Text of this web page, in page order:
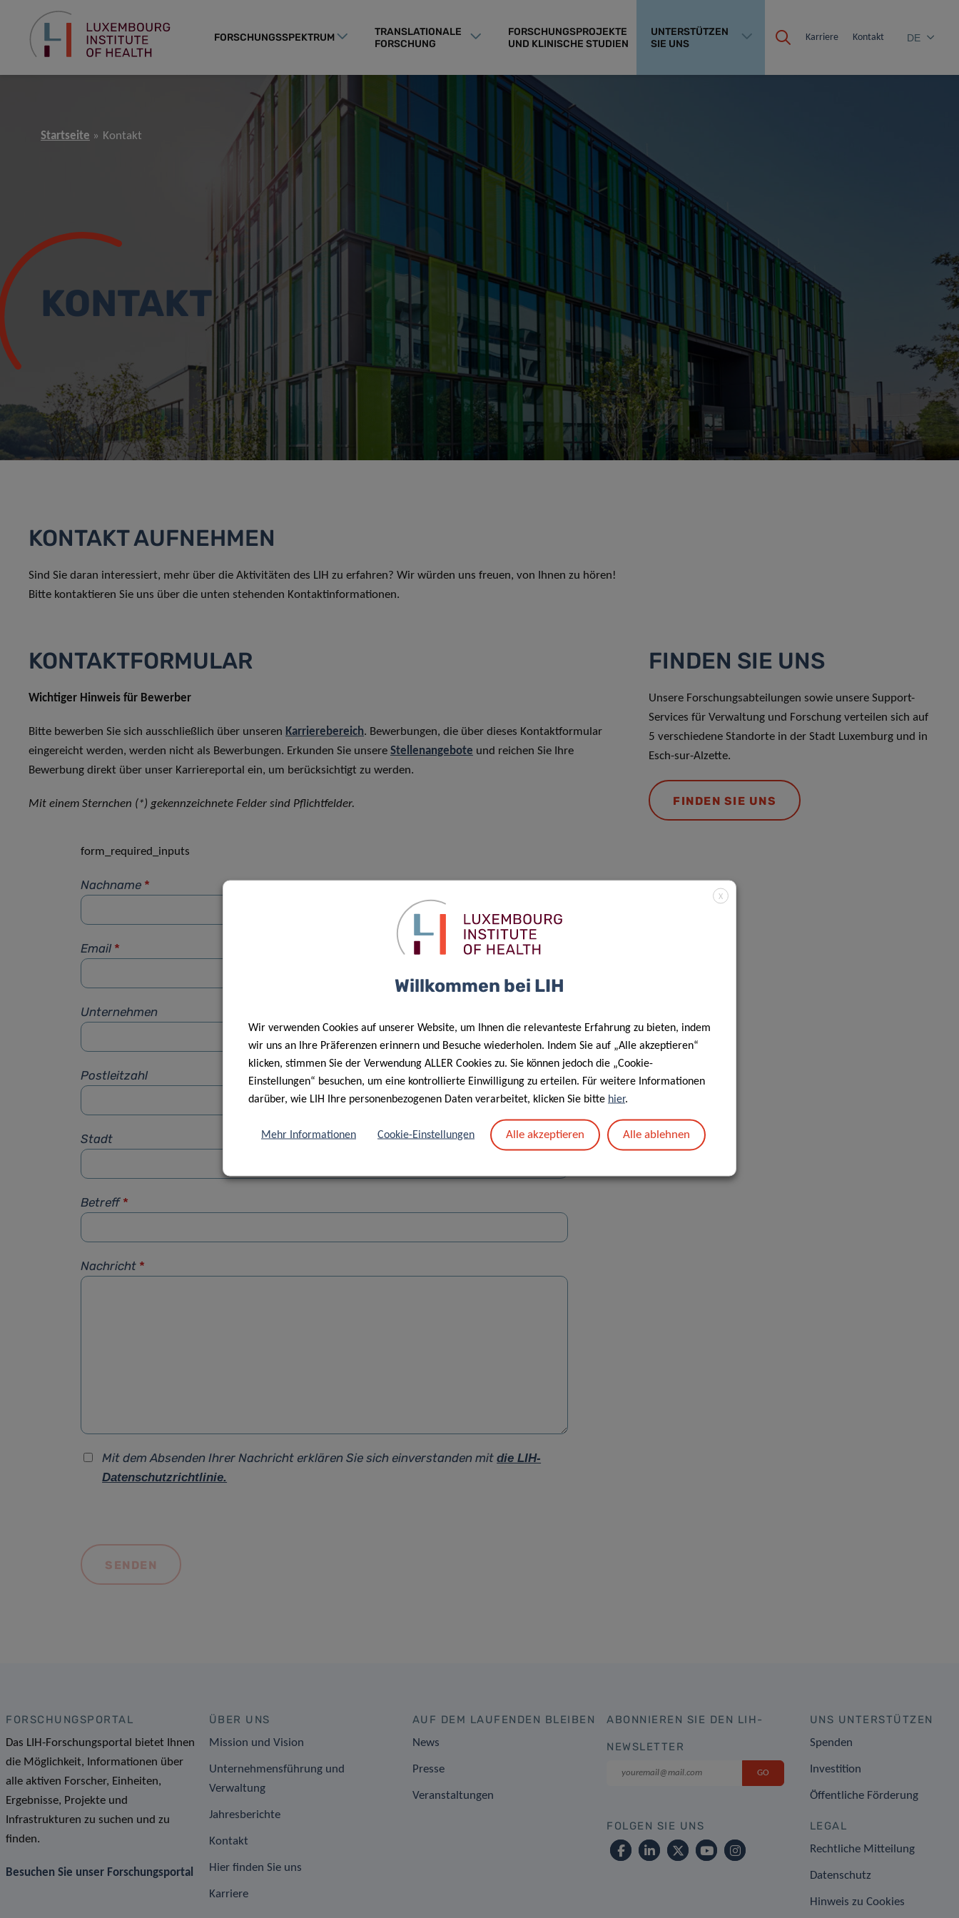
FORSCHUNGSSPEKTRUM
TRANSLATIONALE
FORSCHUNG
FORSCHUNGSPROJEKTE
UND KLINISCHE STUDIEN
UNTERSTÜTZEN
SIE UNS
Karriere Kontakt DE
Startseite Kontakt
KONTAKT
KONTAKT AUFNEHMEN
Sind Sie daran interessiert, mehr über die Aktivitäten des LIH zu erfahren? Wir würden uns freuen, von Ihnen zu hören!
Bitte kontaktieren Sie uns über die unten stehenden Kontaktinformationen.
KONTAKTFORMULAR
Wichtiger Hinweis für Bewerber
Bitte bewerben Sie sich ausschließlich über unseren Karrierebereich. Bewerbungen, die über dieses Kontaktformular
eingereicht werden, werden nicht als Bewerbungen. Erkunden Sie unsere Stellenangebote und reichen Sie Ihre
Bewerbung direkt über unser Karriereportal ein, um berücksichtigt zu werden.
Mit einem Sternchen (*) gekennzeichnete Felder sind Pflichtfelder.
form_required_inputs
Nachname * Vorname*
Email *
Unternehmen
Postleitzahl Straße
Stadt
Betreff *
Nachricht *
Mit dem Absenden Ihrer Nachricht erklären Sie sich einverstanden mitdie LIH-
Datenschutzrichtlinie.
FINDEN SIE UNS
Unsere Forschungsabteilungen sowie unsere Support-
Services für Verwaltung und Forschung verteilen sich auf
5 verschiedene Standorte in der Stadt Luxemburg und in
Esch-sur-Alzette.
FINDEN SIE UNS
FORSCHUNGSPORTAL
Das LIH-Forschungsportal bietet Ihnen
die Möglichkeit, Informationen über
alle aktiven Forscher, Einheiten,
Ergebnisse, Projekte und
Infrastrukturen zu suchen und zu
finden.
Besuchen Sie unser Forschungsportal
ÜBER UNS
Mission und Vision
Unternehmensführung und
Verwaltung
Jahresberichte
Kontakt
Hier finden Sie uns
Karriere
AUF DEM LAUFENDEN BLEIBEN
News
Presse
Veranstaltungen
ABONNIEREN SIE DEN LIH-
NEWSLETTER
FOLGEN SIE UNS
UNS UNTERSTÜTZEN
Spenden
Investition
Öffentliche Förderung
LEGAL
Rechtliche Mitteilung
Datenschutz
Hinweis zu Cookies
X
Willkommen bei LIH
Wir verwenden Cookies auf unserer Website, um Ihnen die relevanteste Erfahrung zu bieten, indem
wir uns an Ihre Präferenzen erinnern und Besuche wiederholen. Indem Sie auf „Alle akzeptieren“
klicken, stimmen Sie der Verwendung ALLER Cookies zu. Sie können jedoch die „Cookie-
Einstellungen“ besuchen, um eine kontrollierte Einwilligung zu erteilen. Für weitere Informationen
darüber, wie LIH Ihre personenbezogenen Daten verarbeitet, klicken Sie bitte hier.
Mehr Informationen Cookie-Einstellungen Alle akzeptieren Alle ablehnen